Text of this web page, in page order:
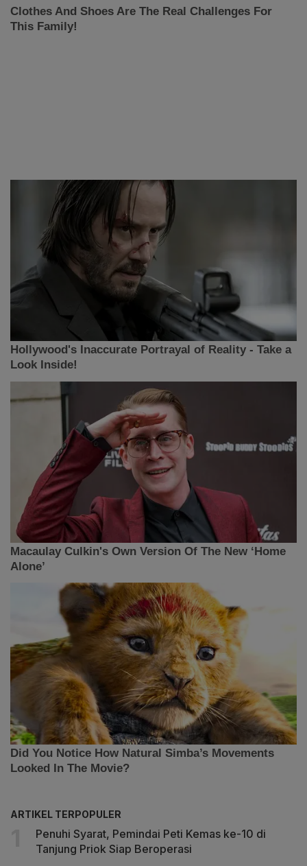
ARTIKEL TERPOPULER
Penuhi Syarat, Pemindai Peti Kemas ke-10 di
Tanjung Priok Siap Beroperasi